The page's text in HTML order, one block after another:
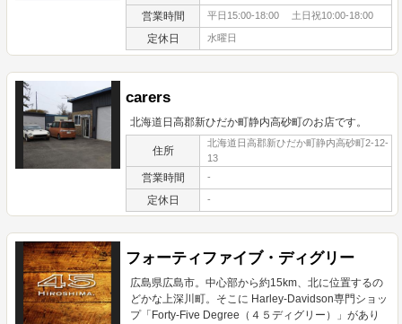
営業時間 平日15:00-18:00 土日祝10:00-18:00
定休日 水曜日
carers
北海道日高郡新ひだか町静内高砂町のお店です。
住所
北海道日高郡新ひだか町静内高砂町2-12-
13
営業時間 -
定休日 -
フォーティファイブ・ディグリー
広島県広島市。中心部から約15km、北に位置するの
どかな上深川町。そこに Harley-Davidson専門ショッ
プ「Forty-Five Degree（４５ディグリー）」があり